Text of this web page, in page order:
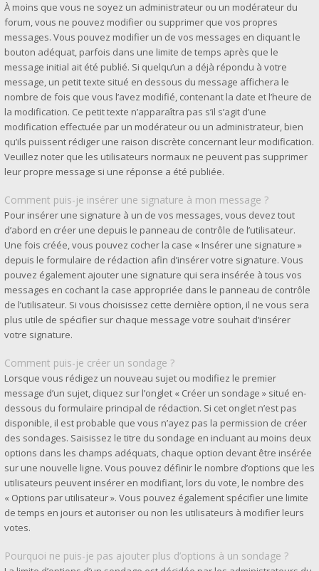
À moins que vous ne soyez un administrateur ou un modérateur du
forum, vous ne pouvez modifier ou supprimer que vos propres
messages. Vous pouvez modifier un de vos messages en cliquant le
bouton adéquat, parfois dans une limite de temps après que le
message initial ait été publié. Si quelqu’un a déjà répondu à votre
message, un petit texte situé en dessous du message affichera le
nombre de fois que vous l’avez modifié, contenant la date et l’heure de
la modification. Ce petit texte n’apparaîtra pas s’il s’agit d’une
modification effectuée par un modérateur ou un administrateur, bien
qu’ils puissent rédiger une raison discrète concernant leur modification.
Veuillez noter que les utilisateurs normaux ne peuvent pas supprimer
leur propre message si une réponse a été publiée.
Comment puis-je insérer une signature à mon message ?
Pour insérer une signature à un de vos messages, vous devez tout
d’abord en créer une depuis le panneau de contrôle de l’utilisateur.
Une fois créée, vous pouvez cocher la case « Insérer une signature »
depuis le formulaire de rédaction afin d’insérer votre signature. Vous
pouvez également ajouter une signature qui sera insérée à tous vos
messages en cochant la case appropriée dans le panneau de contrôle
de l’utilisateur. Si vous choisissez cette dernière option, il ne vous sera
plus utile de spécifier sur chaque message votre souhait d’insérer
votre signature.
Comment puis-je créer un sondage ?
Lorsque vous rédigez un nouveau sujet ou modifiez le premier
message d’un sujet, cliquez sur l’onglet « Créer un sondage » situé en-
dessous du formulaire principal de rédaction. Si cet onglet n’est pas
disponible, il est probable que vous n’ayez pas la permission de créer
des sondages. Saisissez le titre du sondage en incluant au moins deux
options dans les champs adéquats, chaque option devant être insérée
sur une nouvelle ligne. Vous pouvez définir le nombre d’options que les
utilisateurs peuvent insérer en modifiant, lors du vote, le nombre des
« Options par utilisateur ». Vous pouvez également spécifier une limite
de temps en jours et autoriser ou non les utilisateurs à modifier leurs
votes.
Pourquoi ne puis-je pas ajouter plus d’options à un sondage ?